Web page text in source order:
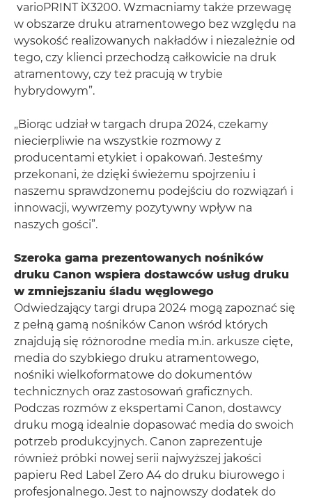
varioPRINT iX3200. Wzmacniamy także przewagę
w obszarze druku atramentowego bez względu na
wysokość realizowanych nakładów i niezależnie od
tego, czy klienci przechodzą całkowicie na druk
atramentowy, czy też pracują w trybie
hybrydowym”.
„Biorąc udział w targach drupa 2024, czekamy
niecierpliwie na wszystkie rozmowy z
producentami etykiet i opakowań. Jesteśmy
przekonani, że dzięki świeżemu spojrzeniu i
naszemu sprawdzonemu podejściu do rozwiązań i
innowacji, wywrzemy pozytywny wpływ na
naszych gości”.
Szeroka gama prezentowanych nośników
druku Canon wspiera dostawców usług druku
w zmniejszaniu śladu węglowego
Odwiedzający targi drupa 2024 mogą zapoznać się
z pełną gamą nośników Canon wśród których
znajdują się różnorodne media m.in. arkusze cięte,
media do szybkiego druku atramentowego,
nośniki wielkoformatowe do dokumentów
technicznych oraz zastosowań graficznych.
Podczas rozmów z ekspertami Canon, dostawcy
druku mogą idealnie dopasować media do swoich
potrzeb produkcyjnych. Canon zaprezentuje
również próbki nowej serii najwyższej jakości
papieru Red Label Zero A4 do druku biurowego i
profesjonalnego. Jest to najnowszy dodatek do